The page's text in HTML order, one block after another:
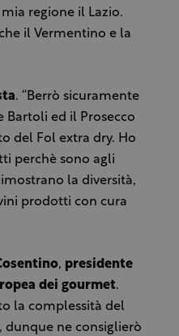
regione il Lazio.
il Vermentino e la
. “Berrò sicuramente
Bartoli ed il Prosecco
del Fol extra dry. Ho
perchè sono agli
la diversità,
prodotti con cura
, presidente
dei gourmet.
la complessità del
dunque ne consiglierò